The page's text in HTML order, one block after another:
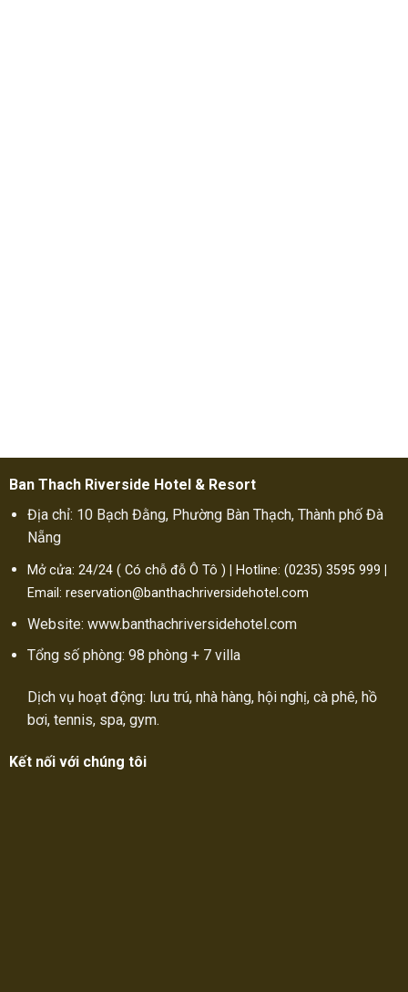
Ban Thach Riverside Hotel & Resort
Địa chỉ: 10 Bạch Đằng, Phường Bàn Thạch, Thành phố Đà
Nẵng
Mở cửa: 24/24 ( Có chỗ đỗ Ô Tô ) Hotline: (0235) 3595 999
Email: reservation@banthachriversidehotel.com
Website: www.banthachriversidehotel.com
Tổng số phòng: 98 phòng + 7 villa
Dịch vụ hoạt động: lưu trú, nhà hàng, hội nghị, cà phê, hồ
bơi, tennis, spa, gym.
Kết nối với chúng tôi